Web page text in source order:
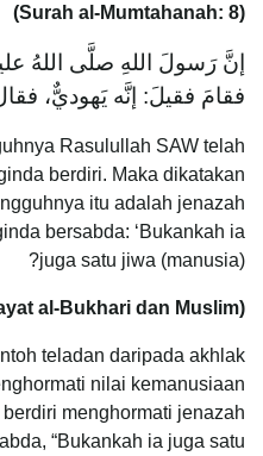
(Surah al-Mumtahanah: 8)
إنَّ رَسولَ اللهِ صلَّى اللهُ
فقامَ فقيلَ: إنَّه يَهوديٌّ،
Rasulullah SAW telah
berdiri. Maka dikatakan
itu adalah jenazah
bersabda: ‘Bukankah ia
juga satu jiwa (manusia)?
(Riwayat al-Bukhari dan Muslim)
teladan daripada akhlak
nilai kemanusiaan
menghormati jenazah
“Bukankah ia juga satu